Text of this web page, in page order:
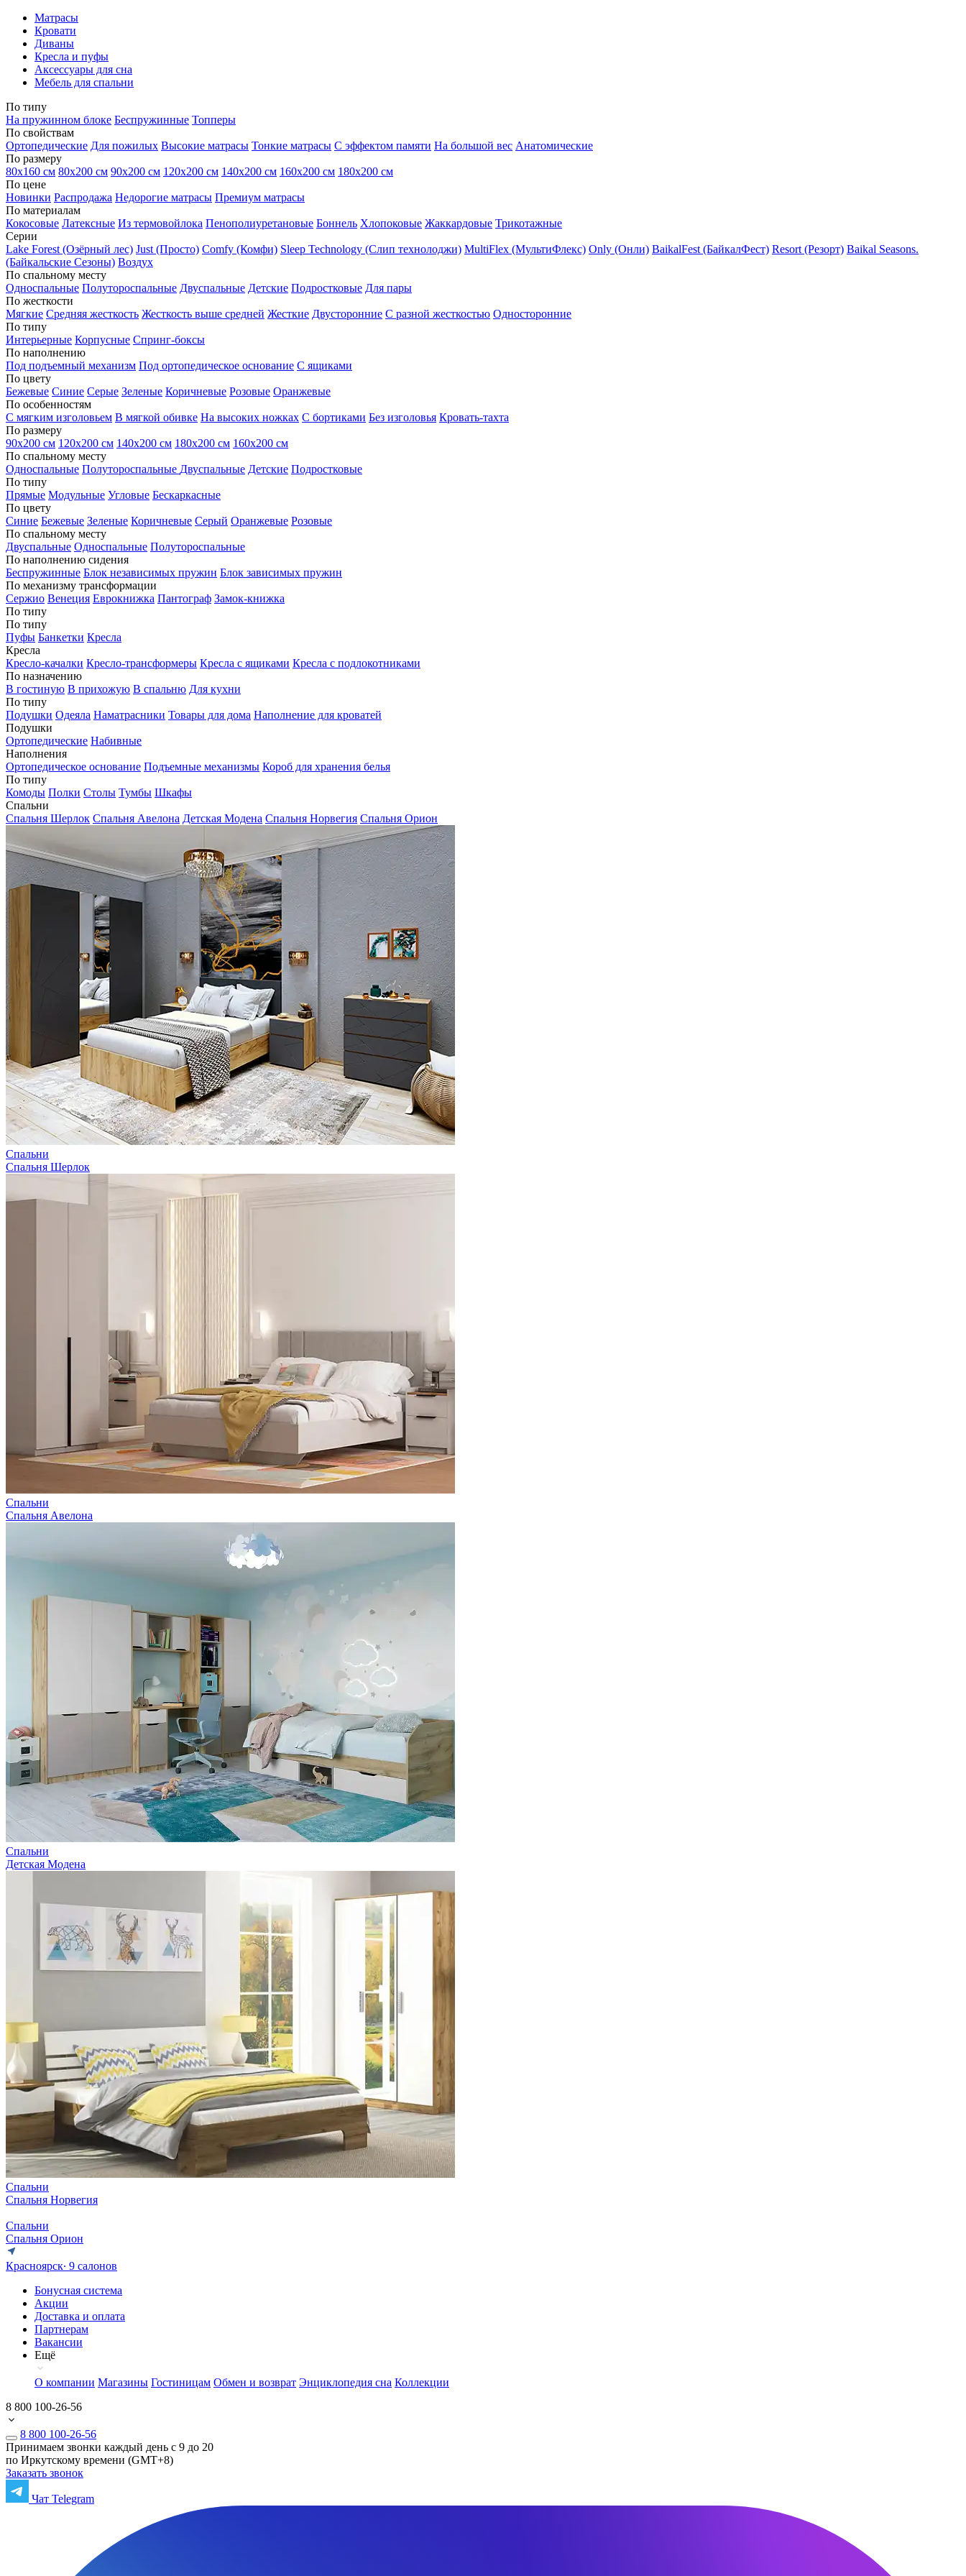
Матрасы
Кровати
Диваны
Кресла и пуфы
Аксессуары для сна
Мебель для спальни
По типу
На пружинном блоке Беспружинные Топперы
По свойствам
Ортопедические Для пожилых Высокие матрасы Тонкие матрасы С эффектом памяти На большой вес Анатомические
По размеру
80х160 см 80х200 см 90х200 см 120х200 см 140х200 см 160х200 см 180х200 см
По цене
Новинки Распродажа Недорогие матрасы Премиум матрасы
По материалам
Кокосовые Латексные Из термовойлока Пенополиуретановые Боннель Хлопоковые Жаккардовые Трикотажные
Серии
Lake Forest (Озёрный лес) Just (Просто) Comfy (Комфи) Sleep Technology (Слип технолоджи) MultiFlex (МультиФлекс) Only (Онли) BaikalFest (БайкалФест) Resort (Резорт) Baikal Seasons.
(Байкальские Сезоны) Воздух
По спальному месту
Односпальные Полутороспальные Двуспальные Детские Подростковые Для пары
По жесткости
Мягкие Средняя жесткость Жесткость выше средней Жесткие Двусторонние С разной жесткостью Односторонние
По типу
Интерьерные Корпусные Спринг-боксы
По наполнению
Под подъемный механизм Под ортопедическое основание С ящиками
По цвету
Бежевые Синие Серые Зеленые Коричневые Розовые Оранжевые
По особенностям
С мягким изголовьем В мягкой обивке На высоких ножках С бортиками Без изголовья Кровать-тахта
По размеру
90х200 см 120х200 см 140х200 см 180х200 см 160х200 см
По спальному месту
Односпальные Полутороспальные Двуспальные Детские Подростковые
По типу
Прямые Модульные Угловые Бескаркасные
По цвету
Синие Бежевые Зеленые Коричневые Серый Оранжевые Розовые
По спальному месту
Двуспальные Односпальные Полутороспальные
По наполнению сидения
Беспружинные Блок независимых пружин Блок зависимых пружин
По механизму трансформации
Сержио Венеция Еврокнижка Пантограф Замок-книжка
По типу
По типу
Пуфы Банкетки Кресла
Кресла
Кресло-качалки Кресло-трансформеры Кресла с ящиками Кресла с подлокотниками
По назначению
В гостиную В прихожую В спальню Для кухни
По типу
Подушки Одеяла Наматрасники Товары для дома Наполнение для кроватей
Подушки
Ортопедические Набивные
Наполнения
Ортопедическое основание Подъемные механизмы Короб для хранения белья
По типу
Комоды Полки Столы Тумбы Шкафы
Спальни
Спальня Шерлок Спальня Авелона Детская Модена Спальня Норвегия Спальня Орион
Спальни
Спальня Шерлок
Спальни
Спальня Авелона
Спальни
Детская Модена
Спальни
Спальня Норвегия
Спальни
Спальня Орион
Красноярск∙ 9 салонов
Бонусная система
Акции
Доставка и оплата
Партнерам
Вакансии
Ещё
О компании Магазины Гостиницам Обмен и возврат Энциклопедия сна Коллекции
8 800 100-26-56
8 800 100-26-56
Принимаем звонки каждый день с 9 до 20
по Иркутскому времени (GMT+8)
Заказать звонок
Чат Telegram